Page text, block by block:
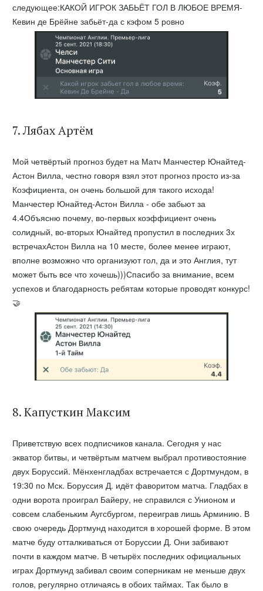
следующее:КАКОЙ ИГРОК ЗАБЬЁТ ГОЛ В ЛЮБОЕ ВРЕМЯ-
Кевин де Брёйне забьёт-да с кэфом 5 ровно
7. Лябах Артём
Мой четвёртый прогноз будет на Матч Манчестер Юнайтед-
Астон Вилла, честно говоря взял этот прогноз просто из-за
Коэфициента, он очень большой для такого исхода!
Манчестер Юнайтед-Астон Вилла - обе забьют за
4.4Объясню почему, во-первых коэффициент очень
солидный, во-вторых Юнайтед пропустил в последних 3х
встречахАстон Вилла на 10 месте, более менее играют,
вполне возможно что организуют гол, да и это Англия, тут
может быть все что хочешь)))Спасибо за внимание, всем
успехов и благодарность ребятам которые проводят конкурс!
🤝
8. Капусткин Максим
Приветствую всех подписчиков канала. Сегодня у нас
экватор битвы, и четвёртым матчем выбрал противостояние
двух Боруссий. Мёнхенгладбах встречается с Дортмундом, в
19:30 по Мск. Боруссия Д. идёт фаворитом матча. Гладбах в
одни ворота проиграл Байеру, не справился с Унионом и
совсем слабеньким Аугсбургом, переиграв лишь Арминию. В
свою очередь Дортмунд находится в хорошей форме. В этом
матче буду отталкиваться от Боруссии Д. Они забивают
почти в каждом матче. В четырёх последних официальных
играх Дортмунд забивал своим соперникам не меньше двух
голов, регулярно отличаясь в обоих таймах. Так было в